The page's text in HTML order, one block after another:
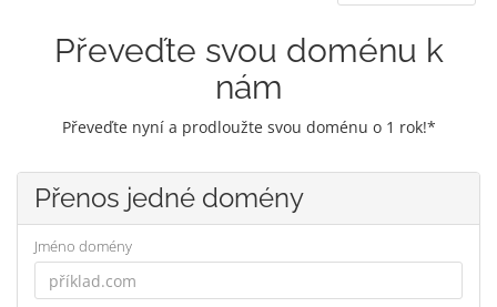
Převeďte svou doménu k
nám
Převeďte nyní a prodloužte svou doménu o 1 rok!*
Přenos jedné domény
Jméno domény